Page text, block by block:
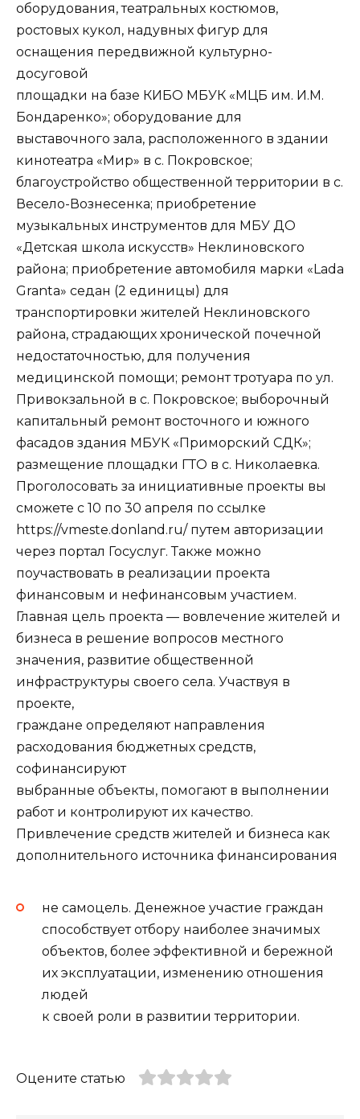
оборудования, театральных костюмов,
ростовых кукол, надувных фигур для
оснащения передвижной культурно-
досуговой
площадки на базе КИБО МБУК «МЦБ им. И.М.
Бондаренко»; оборудование для
выставочного зала, расположенного в здании
кинотеатра «Мир» в с. Покровское;
благоустройство общественной территории в с.
Весело-Вознесенка; приобретение
музыкальных инструментов для МБУ ДО
«Детская школа искусств» Неклиновского
района; приобретение автомобиля марки «Lada
Granta» седан (2 единицы) для
транспортировки жителей Неклиновского
района, страдающих хронической почечной
недостаточностью, для получения
медицинской помощи; ремонт тротуара по ул.
Привокзальной в с. Покровское; выборочный
капитальный ремонт восточного и южного
фасадов здания МБУК «Приморский СДК»;
размещение площадки ГТО в с. Николаевка.
Проголосовать за инициативные проекты вы
сможете с 10 по 30 апреля по ссылке
https://vmeste.donland.ru/ путем авторизации
через портал Госуслуг. Также можно
поучаствовать в реализации проекта
финансовым и нефинансовым участием.
Главная цель проекта — вовлечение жителей и
бизнеса в решение вопросов местного
значения, развитие общественной
инфраструктуры своего села. Участвуя в
проекте,
граждане определяют направления
расходования бюджетных средств,
софинансируют
выбранные объекты, помогают в выполнении
работ и контролируют их качество.
Привлечение средств жителей и бизнеса как
дополнительного источника финансирования
не самоцель. Денежное участие граждан
способствует отбору наиболее значимых
объектов, более эффективной и бережной
их эксплуатации, изменению отношения
людей
к своей роли в развитии территории.
Оцените статью